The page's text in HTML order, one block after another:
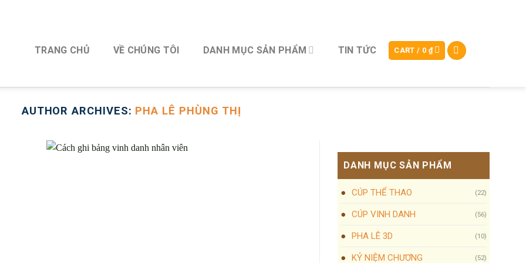
TRANG CHỦ
VỀ CHÚNG TÔI DANH MỤC SẢN PHẨM TIN TỨC CART / 0 ₫
AUTHOR ARCHIVES: PHA LÊ PHÙNG THỊ
DANH MỤC SẢN PHẨM
CÚP THỂ THAO (22)
CÚP VINH DANH (56)
PHA LÊ 3D (10)
KỶ NIỆM CHƯƠNG (52)